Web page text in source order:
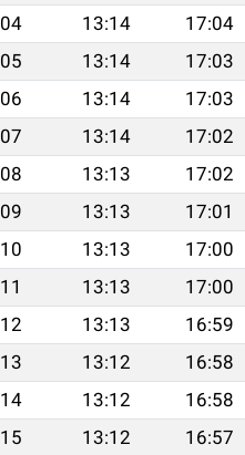
13:14 17:04
13:14 17:03
13:14 17:03
13:14 17:02
13:13 17:02
13:13 17:01
13:13 17:00
13:13 17:00
13:13 16:59
13:12 16:58
13:12 16:58
13:12 16:57